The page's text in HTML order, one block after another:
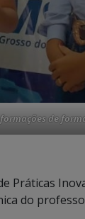
de
Práticas
do